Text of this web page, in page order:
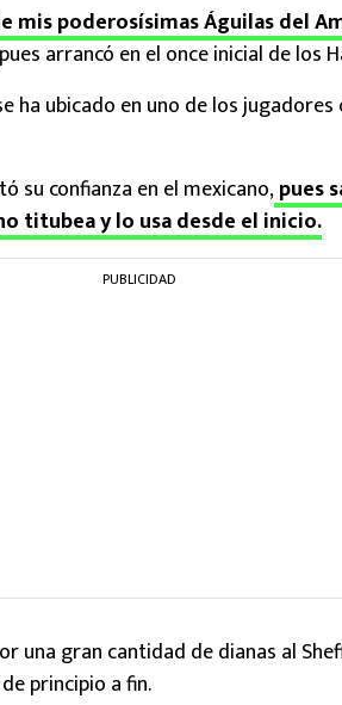
mis poderosísimas Águilas del
arrancó en el once inicial de los
ha ubicado en uno de los
su confianza en el mexicano,pues
titubea y lo usa desde el inicio.
PUBLICIDAD
una gran cantidad de dianas al
principio a fin.